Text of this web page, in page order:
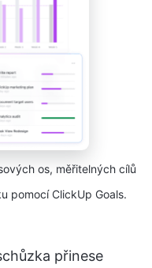
os, měřitelných cílů
pomocí ClickUp Goals.
přinese